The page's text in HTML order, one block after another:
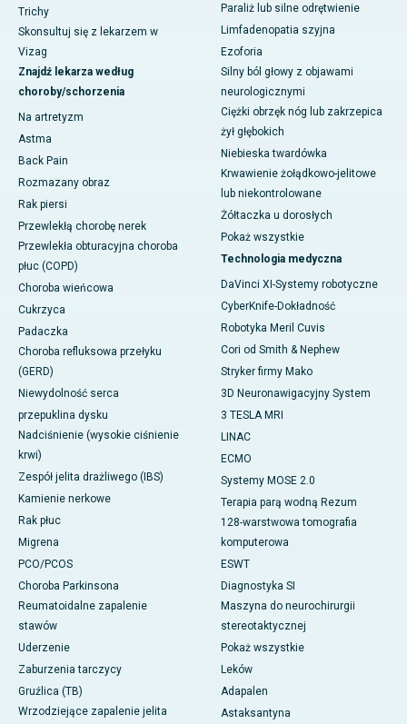
Trichy
Skonsultuj się z lekarzem w
Vizag
Znajdź lekarza według
choroby/schorzenia
Na artretyzm
Astma
Back Pain
Rozmazany obraz
Rak piersi
Przewlekłą chorobę nerek
Przewlekła obturacyjna choroba
płuc (COPD)
Choroba wieńcowa
Cukrzyca
Padaczka
Choroba refluksowa przełyku
(GERD)
Niewydolność serca
przepuklina dysku
Nadciśnienie (wysokie ciśnienie
krwi)
Zespół jelita drażliwego (IBS)
Kamienie nerkowe
Rak płuc
Migrena
PCO/PCOS
Choroba Parkinsona
Reumatoidalne zapalenie
stawów
Uderzenie
Zaburzenia tarczycy
Gruźlica (TB)
Wrzodziejące zapalenie jelita
Paraliż lub silne odrętwienie
Limfadenopatia szyjna
Ezoforia
Silny ból głowy z objawami
neurologicznymi
Ciężki obrzęk nóg lub zakrzepica
żył głębokich
Niebieska twardówka
Krwawienie żołądkowo-jelitowe
lub niekontrolowane
Żółtaczka u dorosłych
Pokaż wszystkie
Technologia medyczna
DaVinci XI-Systemy robotyczne
CyberKnife-Dokładność
Robotyka Meril Cuvis
Cori od Smith & Nephew
Stryker firmy Mako
3D Neuronawigacyjny System
3 TESLA MRI
LINAC
ECMO
Systemy MOSE 2.0
Terapia parą wodną Rezum
128-warstwowa tomografia
komputerowa
ESWT
Diagnostyka SI
Maszyna do neurochirurgii
stereotaktycznej
Pokaż wszystkie
Leków
Adapalen
Astaksantyna